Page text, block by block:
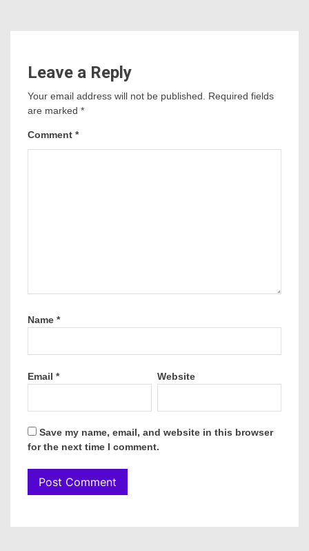
Leave a Reply
Your email address will not be published. Required fields
are marked *
Comment *
Name *
Email * Website
Save my name, email, and website in this browser
for the next time I comment.